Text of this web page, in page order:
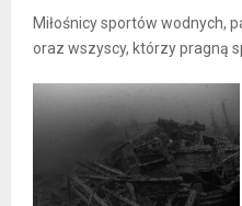
Miłośnicy sportów wodnych,
oraz wszyscy, którzy pragną